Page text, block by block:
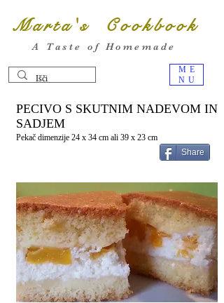
ME
NU
Marta's Cookbook
A Taste of Homemade
PECIVO S SKUTNIM NADEVOM IN
SADJEM
Pekač dimenzije 24 x 34 cm ali 39 x 23 cm
Share